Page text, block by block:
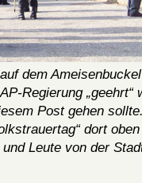
dem
Regierung „geehrt“
Post gehen
dort
Leute von der